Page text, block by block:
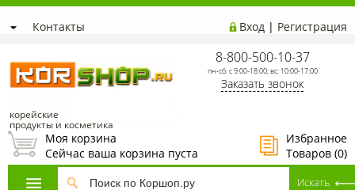
Контакты Вход | Регистрация
корейские
продукты и косметика
8-800-500-10-37
пн-сб: с 9:00-18:00; вс: 10:00-17:00
Заказать звонок
Избранное
Товаров (0)
Моя корзина
Сейчас ваша корзина пуста